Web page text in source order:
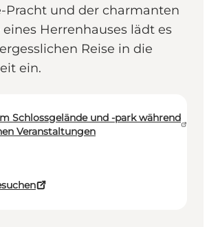
Pracht und der charmanten
Herrenhauses lädt es
Reise in die
ein.
Schlossgelände und -park während
Veranstaltungen